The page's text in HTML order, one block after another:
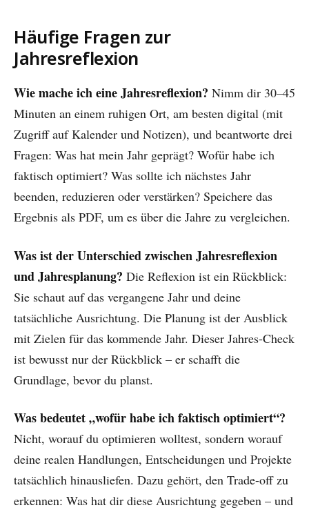
Häufige Fragen zur
Jahresreflexion
Wie mache ich eine Jahresreflexion? Nimm dir 30–45
Minuten an einem ruhigen Ort, am besten digital (mit
Zugriff auf Kalender und Notizen), und beantworte drei
Fragen: Was hat mein Jahr geprägt? Wofür habe ich
faktisch optimiert? Was sollte ich nächstes Jahr
beenden, reduzieren oder verstärken? Speichere das
Ergebnis als PDF, um es über die Jahre zu vergleichen.
Was ist der Unterschied zwischen Jahresreflexion
und Jahresplanung? Die Reflexion ist ein Rückblick:
Sie schaut auf das vergangene Jahr und deine
tatsächliche Ausrichtung. Die Planung ist der Ausblick
mit Zielen für das kommende Jahr. Dieser Jahres-Check
ist bewusst nur der Rückblick – er schafft die
Grundlage, bevor du planst.
Was bedeutet „wofür habe ich faktisch optimiert“?
Nicht, worauf du optimieren wolltest, sondern worauf
deine realen Handlungen, Entscheidungen und Projekte
tatsächlich hinausliefen. Dazu gehört, den Trade-off zu
erkennen: Was hat dir diese Ausrichtung gegeben – und